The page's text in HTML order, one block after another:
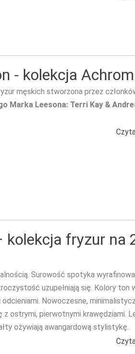
- kolekcja
męskich stworzona przez
Marka Leesona: Terri Kay &
kolekcja fryzur na
Surowość spotyka
uzupełniają się. Kolory ton
Nowoczesne,
z ostrymi, pierwotnymi krawędziami.
ożywiają awangardową stylistykę.